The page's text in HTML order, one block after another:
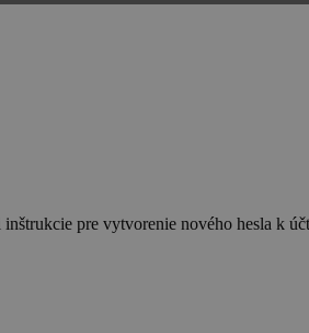
inštrukcie pre vytvorenie nového hesla k